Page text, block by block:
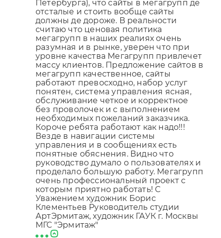
Петербурга), что сайты в мегагрупп де
отсталые и стоить вообще сайты
должны де дороже. В реальности
считаю что ценовая политика
мегагрупп в наших реалиях очень
разумная и в рынке, уверен что при
уровне качества Мегагрупп привлечет
массу клиентов. Предложение сайтов в
мегагрупп качественное, сайты
работают превосходно, набор услуг
понятен, система управления ясная,
обслуживание четкое и корректное
без проволочек и с выполнением
необходимых пожеланий заказчика.
Короче ребята работают как надо!!!
Везде в навигации системы
управления и в сообщениях есть
понятные обяснения. Видно что
руководство думало о пользователях и
проделало большую работу. Мегагрупп
очень профессиональный проект с
которым приятно работать! С
Уважением художник Борис
Клементьев Руководитель студии
АртЭрмитаж, художник ГАУК г. Москвы
МГС "Эрмитаж"